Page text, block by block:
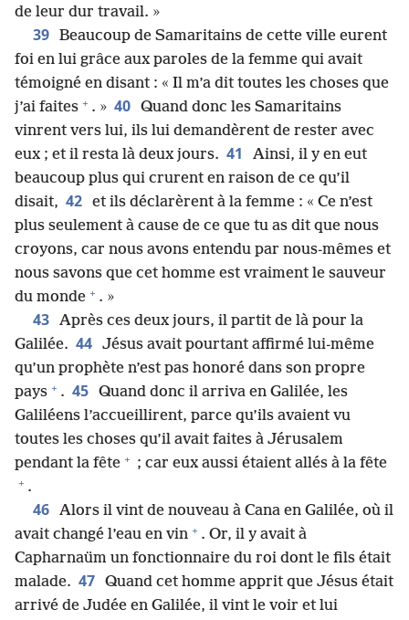
de leur dur travail. »
39 Beaucoup de Samaritains de cette ville eurent
foi en lui grâce aux paroles de la femme qui avait
témoigné en disant : « Il m’a dit toutes les choses que
j’ai faites + . » 40 Quand donc les Samaritains
vinrent vers lui, ils lui demandèrent de rester avec
eux ; et il resta là deux jours. 41
Ainsi, il y en eut
beaucoup plus qui crurent en raison de ce qu’il
disait, 42 et ils déclarèrent à la femme : « Ce n’est
plus seulement à cause de ce que tu as dit que nous
croyons, car nous avons entendu par nous-​mêmes et
nous savons que cet homme est vraiment le sauveur
du monde + . »
43 Après ces deux jours, il partit de là pour la
Galilée. 44 Jésus avait pourtant affirmé lui-​même
qu’un prophète n’est pas honoré dans son propre
pays + . 45 Quand donc il arriva en Galilée, les
Galiléens l’accueillirent, parce qu’ils avaient vu
toutes les choses qu’il avait faites à Jérusalem
pendant la fête + ; car eux aussi étaient allés à la fête
+ .
46 Alors il vint de nouveau à Cana en Galilée, où il
avait changé l’eau en vin + . Or, il y avait à
Capharnaüm un fonctionnaire du roi dont le fils était
malade. 47 Quand cet homme apprit que Jésus était
arrivé de Judée en Galilée, il vint le voir et lui